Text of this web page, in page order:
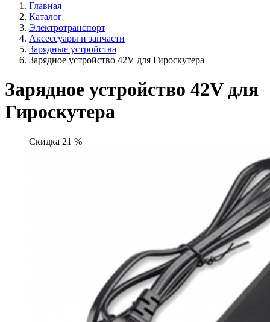
Главная
Каталог
Электротранспорт
Аксессуары и запчасти
Зарядные устройства
Зарядное устройство 42V для Гироскутера
Зарядное устройство 42V для
Гироскутера
Скидка 21 %